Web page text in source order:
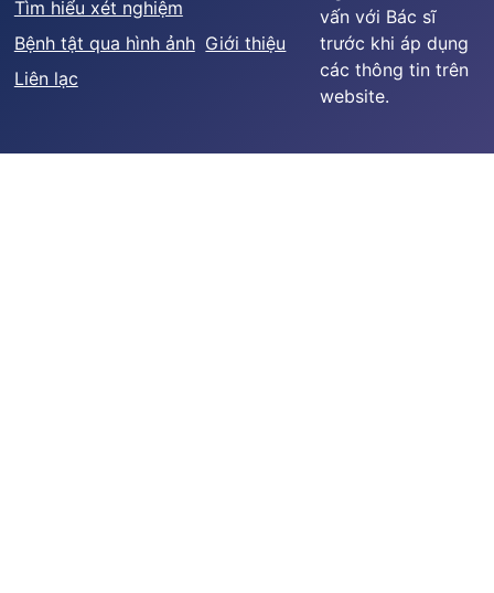
Tìm hiểu xét nghiệm
Bệnh tật qua hình ảnh Giới thiệu
Liên lạc
vấn với Bác sĩ
trước khi áp dụng
các thông tin trên
website.